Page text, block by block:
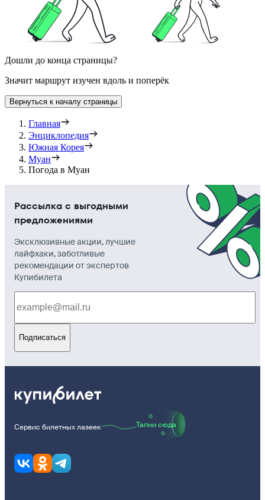
Дошли до конца страницы?
Значит маршрут изучен вдоль и поперёк
Вернуться к началу страницы
Главная
Энциклопедия
Южная Корея
Муан
Погода в Муан
Рассылка с выгодными
предложениями
Эксклюзивные акции, лучшие
лайфхаки, заботливые
рекомендации от экспертов
Купибилета
Подписаться
Сервис билетных лазеек Тапни сюда